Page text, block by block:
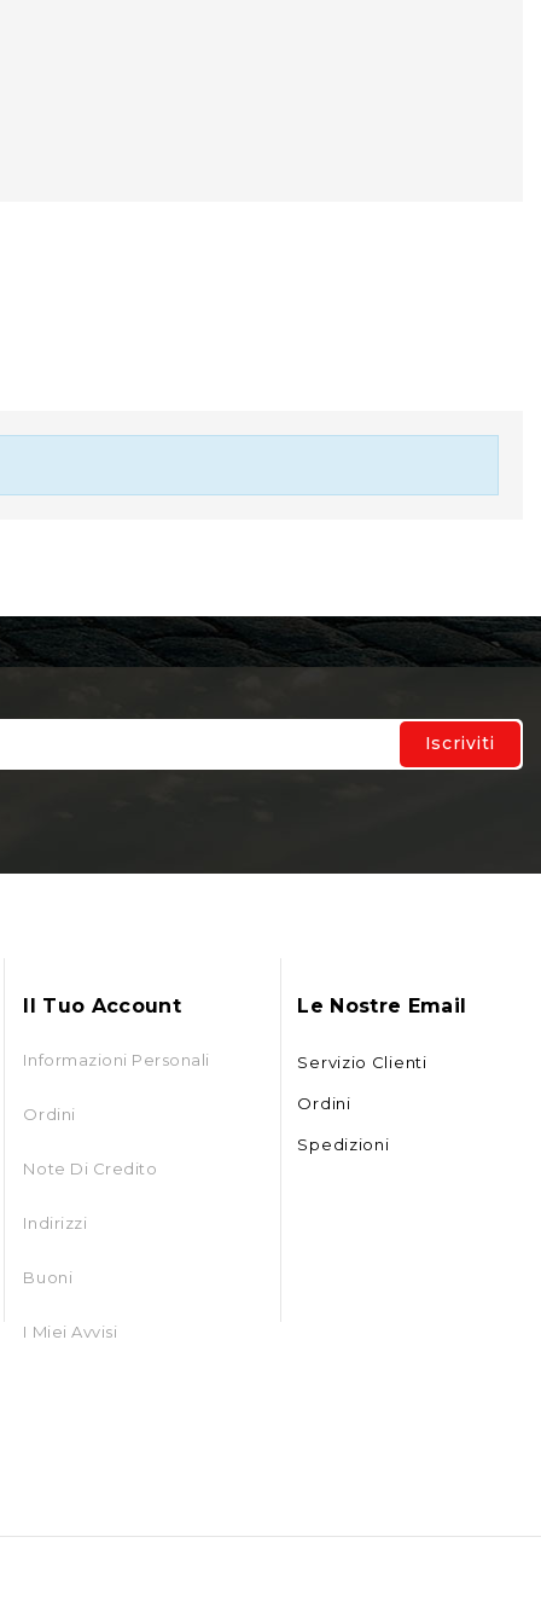
Il Tuo Account
Informazioni Personali
Ordini
Note Di Credito
Indirizzi
Buoni
I Miei Avvisi
Le Nostre Email
Servizio Clienti
Ordini
Spedizioni